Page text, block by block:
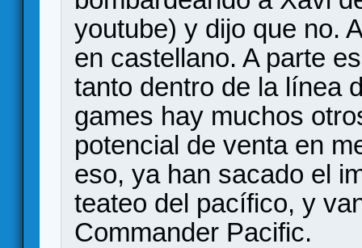
youtube) y dijo que no.
en castellano. A parte
tanto dentro de la línea
games hay muchos
potencial de venta en
eso, ya han sacado el
teateo del pacífico, y
Commander Pacific.